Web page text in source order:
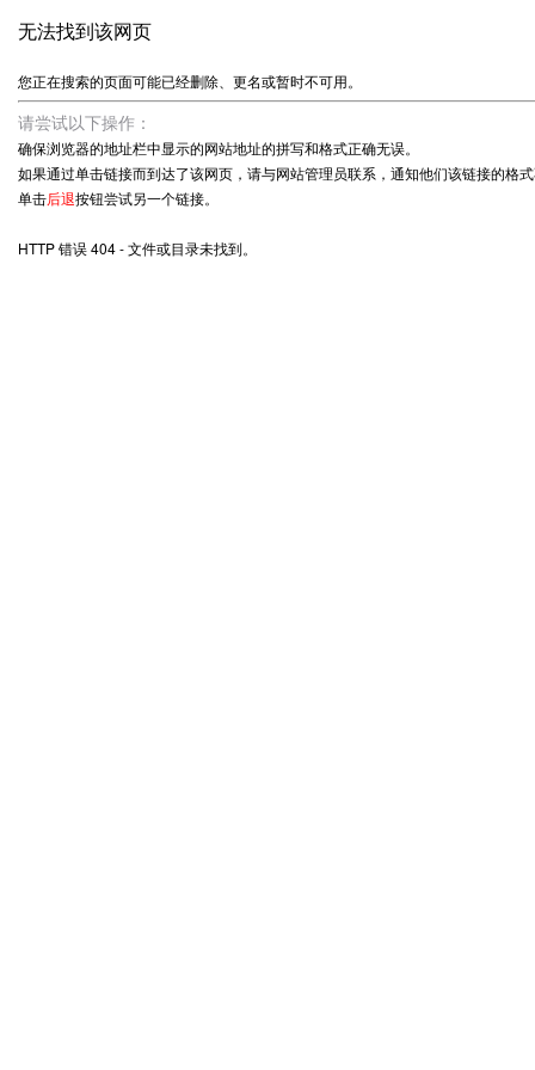
无法找到该网页
您正在搜索的页面可能已经删除、更名或暂时不可用。
请尝试以下操作：
确保浏览器的地址栏中显示的网站地址的拼写和格式正确无误。
如果通过单击链接而到达了该网页，请与网站管理员联系，通知他们该链接的格
单击后退按钮尝试另一个链接。
HTTP 错误 404 - 文件或目录未找到。